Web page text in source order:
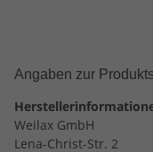
Angaben zur
Weilax GmbH
Lena-Christ-Str. 2